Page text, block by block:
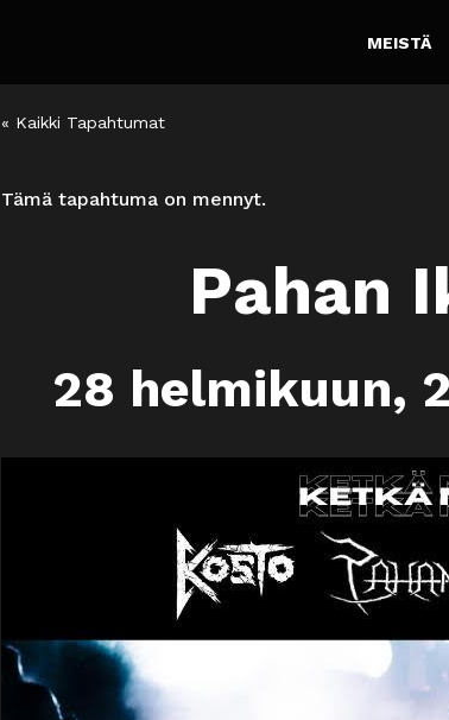
MEISTÄ
« Kaikki Tapahtumat
Tämä tapahtuma on mennyt.
Pahan
28 helmikuun,